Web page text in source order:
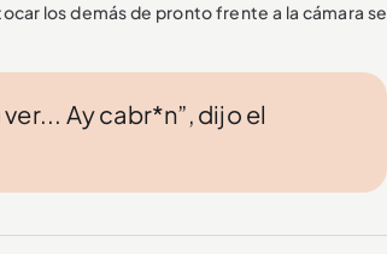
los demás de pronto frente a la cámara se
Ay cabr*n”, dijo el